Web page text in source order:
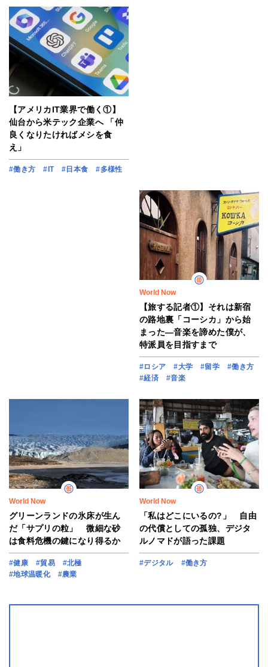
【アメリカIT業界で働く①】
仙台から米テック企業へ 「仲
良くなりたければメシを食
え」
#働き方 #IT #日本食 #多様性
World Now
【旅する記者①】それは新宿
の路地裏「コーシカ」から始
まった―音楽を諦めた僕が、
特派員を目指すまで
#ロシア #大学 #留学
#働き方
#経済
#音楽
World Now
グリーンランドの氷床が生ん
だ「サプリの粒」 微細な砂
は食料危機の鍵になり得るか
#健康 #貿易
#北極
#地球温暖化
#農業
World Now
「私はどこにいるの?」 自由
の代償としての孤独、デジタ
ルノマドが語った課題
#デジタル #働き方